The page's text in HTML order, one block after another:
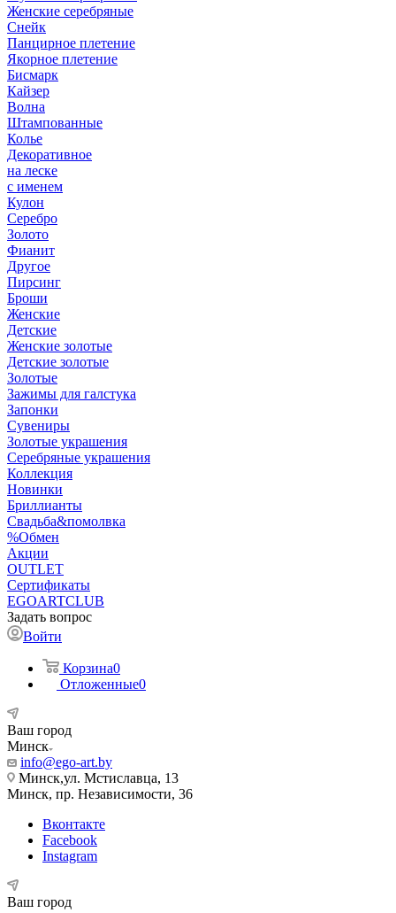
Женские серебряные
Снейк
Панцирное плетение
Якорное плетение
Бисмарк
Кайзер
Волна
Штампованные
Колье
Декоративное
на леске
с именем
Кулон
Серебро
Золото
Фианит
Другое
Пирсинг
Броши
Женские
Детские
Женские золотые
Детские золотые
Золотые
Зажимы для галстука
Запонки
Сувениры
Золотые украшения
Серебряные украшения
Коллекция
Новинки
Бриллианты
Свадьба&помолвка
%Обмен
Акции
OUTLET
Сертификаты
EGOARTCLUB
Задать вопрос
Войти
Корзина0
Отложенные0
Ваш город
Минск
info@ego-art.by
Минск,ул. Мстиславца, 13
Минск, пр. Независимости, 36
Вконтакте
Facebook
Instagram
Ваш город